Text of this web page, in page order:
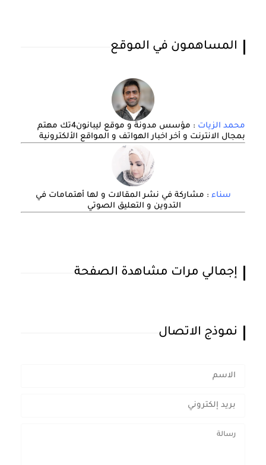
المساهمون في الموقع
محمد الزيات
: مؤسس مدونة و موقع ليبانون4تك مهتم
بمجال الانترنت و أخر اخبار الهواتف و المواقع الألكترونية
سناء : مشاركة في نشر المقالات و لها أهتمامات في
التدوين و التعليق الصوتي
إجمالي مرات مشاهدة الصفحة
نموذج الاتصال